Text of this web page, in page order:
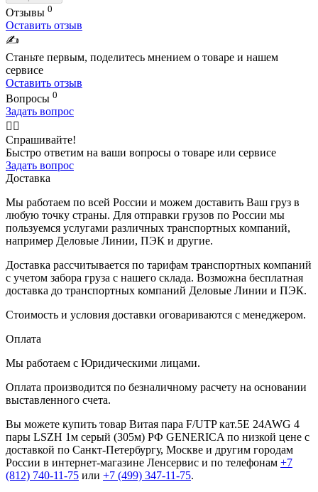
Отзывы 0
Оставить отзыв
✍️
Станьте первым, поделитесь мнением о товаре и нашем
сервисе
Оставить отзыв
Вопросы 0
Задать вопрос
🙋‍♂️
Спрашивайте!
Быстро ответим на ваши вопросы о товаре или сервисе
Задать вопрос
Доставка
Мы работаем по всей России и можем доставить Ваш груз в
любую точку страны. Для отправки грузов по России мы
пользуемся услугами различных транспортных компаний,
например Деловые Линии, ПЭК и другие.
Доставка рассчитывается по тарифам транспортных компаний
с учетом забора груза с нашего склада. Возможна бесплатная
доставка до транспортных компаний Деловые Линии и ПЭК.
Стоимость и условия доставки оговариваются с менеджером.
Оплата
Мы работаем с Юридическими лицами.
Оплата производится по безналичному расчету на основании
выставленного счета.
Вы можете купить товар Витая пара F/UTP кат.5E 24AWG 4
пары LSZH 1м серый (305м) РФ GENERICA по низкой цене с
доставкой по Санкт-Петербургу, Москве и другим городам
России в интернет-магазине Ленсервис и по телефонам +7
(812) 740-11-75 или +7 (499) 347-11-75.